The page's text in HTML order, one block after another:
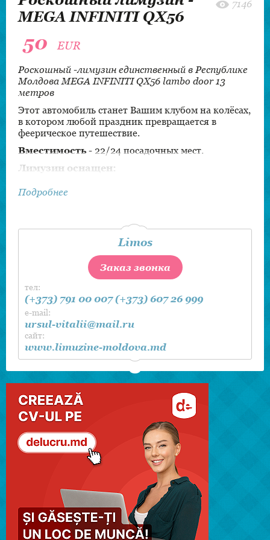
MEGA INFINITI QX56
7146
50 EUR
Роскошный -лимузин eдинственный в Республике
Молдова MEGA INFINITI QX56 lambo door 13
метров
Этот автомобиль станет Вашим клубом на колёсах,
в котором любой праздник превращается в
феерическое путешествие.
Вместимость- 22/24 посадочных мест.
Лимузин оснащен:
Шампанское в ПОДАРОК, а так же
скидкипри заказе лимузина от 4
Будем рады украсить Ваш праздник!
Fcebook
Подробнее
Limos
Заказ звонка
тел:
(+373) 791 00 007 (+373) 607 26 999
e-mail:
ursul-vitalii@mail.ru
сайт:
www.limuzine-moldova.md